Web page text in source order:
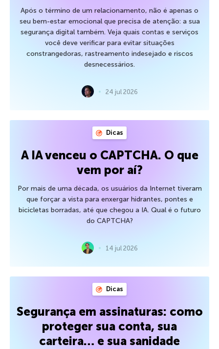
Após o término de um relacionamento, não é apenas o
seu bem-estar emocional que precisa de atenção: a sua
segurança digital também. Veja quais contas e serviços
você deve verificar para evitar situações
constrangedoras, rastreamento indesejado e riscos
desnecessários.
24 jul 2026
Dicas
A IA venceu o CAPTCHA. O que
vem por aí?
Por mais de uma década, os usuários da Internet tiveram
que forçar a vista para enxergar hidrantes, pontes e
bicicletas borradas, até que chegou a IA. Qual é o futuro
do CAPTCHA?
14 jul 2026
Dicas
Segurança em assinaturas: como
proteger sua conta, sua
carteira… e sua sanidade